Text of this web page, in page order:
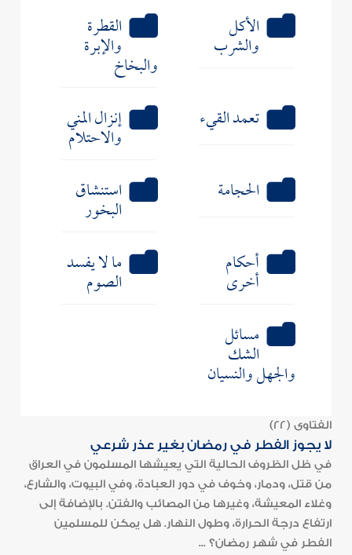
الأكل
والشرب
القطرة
والإبرة
والبخاخ
تعمد القيء
إنزال المني
والاحتلام
الحجامة
استنشاق
البخور
أحكام
أخرى
ما لا يفسد
الصوم
مسائل
الشك
والجهل والنسيان
الفتاوى (22)
لا يجوز الفطر في رمضان بغير عذر شرعي
في ظل الظروف الحالية التي يعيشها المسلمون في العراق
من قتل، ودمار، وخوف في دور العبادة، وفي البيوت، والشارع،
وغلاء المعيشة، وغيرها من المصائب والفتن. بالإضافة إلى
ارتفاع درجة الحرارة، وطول النهار. هل يمكن للمسلمين
الفطر في شهر رمضان؟ ...